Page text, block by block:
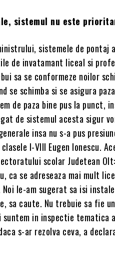
sistemul nu este
sistemele de pontaj
de invatamant liceal si
sa se conformeze noilor
se schimba si se asigura
de paza bine pus la punct,
de sistemul acesta sigur
insa nu s-a pus
I-VIII Eugen Ionescu.
scolar Judetean
ca se adreseaza mai mult
le-am sugerat sa isi
sa caute. Nu trebuie sa fie
suntem in inspectie tematica
s-ar rezolva ceva, a